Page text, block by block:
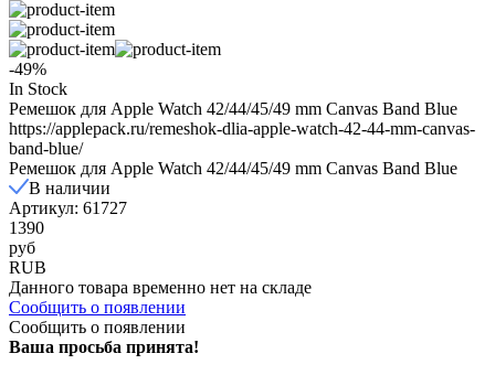
-49%
In Stock
Ремешок для Apple Watch 42/44/45/49 mm Canvas Band Blue
https://applepack.ru/remeshok-dlia-apple-watch-42-44-mm-canvas-
band-blue/
Ремешок для Apple Watch 42/44/45/49 mm Canvas Band Blue
В наличии
Артикул: 61727
1390
руб
RUB
Данного товара временно нет на складе
Сообщить о появлении
Сообщить о появлении
Ваша просьба принята!